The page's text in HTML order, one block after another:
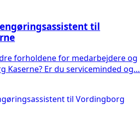
til
forholdene for medarbejdere og
Kaserne? Er du serviceminded og…